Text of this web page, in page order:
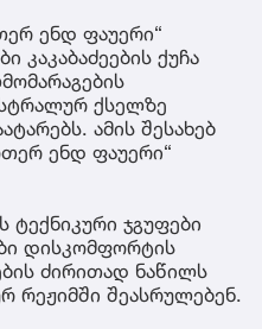
ენდ ფაუერი“
კაკაბაძეების ქუჩა
ქსელზე
ამის შესახებ
ენდ ფაუერი“
ტექნიკური ჯგუფები
დისკომფორტის
ძირითად ნაწილს
რეჟიმში შეასრულებენ.